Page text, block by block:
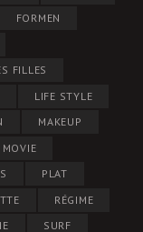
FORMEN
FILLES
LIFE STYLE
MAKEUP
MOVIE
PLAT
RÉGIME
SURF